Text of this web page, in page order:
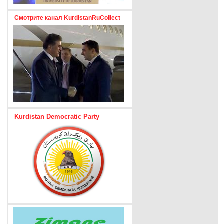
Смотрите канал KurdistanRuCollect
Kurdistan Democratic Party